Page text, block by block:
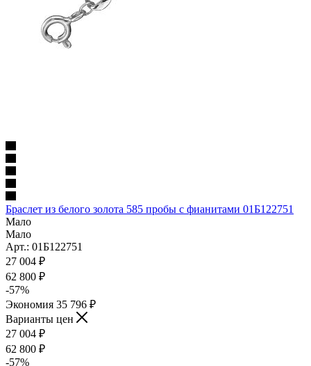
Браслет из белого золота 585 пробы с фианитами 01Б122751
Мало
Мало
Арт.: 01Б122751
27 004 ₽
62 800 ₽
-57%
Экономия 35 796 ₽
Варианты цен
27 004 ₽
62 800 ₽
-57%